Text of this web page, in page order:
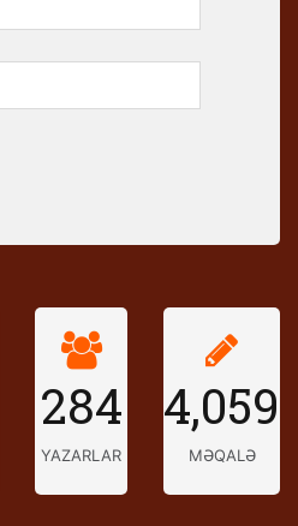
284
YAZARLAR
4,059
MƏQALƏ